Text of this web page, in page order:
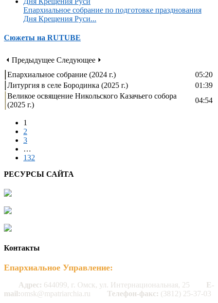
Епархиальное собрание по подготовке празднования
Дня Крещения Руси...
Сюжеты на RUTUBE
⏴ Предыдущее Следующее ⏵
Епархиальное собрание (2024 г.)
05:20
Литургия в селе Бородинка (2025 г.)
01:39
Великое освящение Никольского Казачьего собора
(2025 г.)
04:54
1
2
3
…
132
РЕСУРСЫ САЙТА
Контакты
Епархиальное Управление:
Адрес: 644099, г. Омск, ул. Интернациональная, 25
E-
mail:omsk@mpatriarchia.ru Телефон-факс: (3812) 25-37-03